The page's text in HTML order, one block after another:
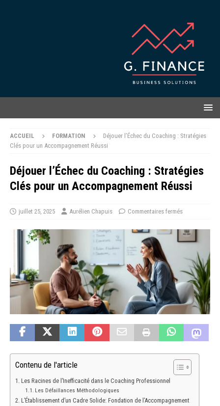
ACCUEIL FORMATION
Déjouer l’Échec du Coaching : Stratégies
Clés pour un Accompagnement Réussi
Déjouer l’Échec du Coaching : Stratégies
Clés pour un Accompagnement Réussi
juillet 25, 2025 Aurélien Chapuis Commentaires fermés
Contenu de l'article
Les Racines de l’Inefficacité dans le Coaching Professionnel
Les Défaillances Méthodologiques
L’Établissement d’un Cadre Solide: Fondation de l’Accompagnement